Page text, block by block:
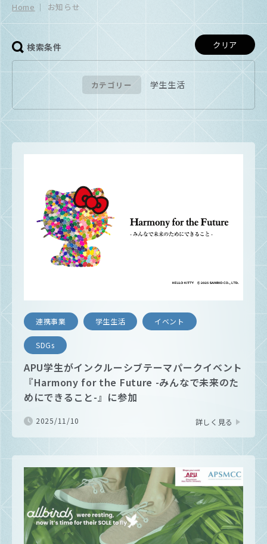
Home お知らせ
検索条件 クリア
カテゴリー 学生生活
連携事業 学生生活 イベント
SDGs
APU学生がインクルーシブテーマパークイベント
『Harmony for the Future -みんなで未来のた
めにできること-』に参加
2025/11/10 詳しく見る